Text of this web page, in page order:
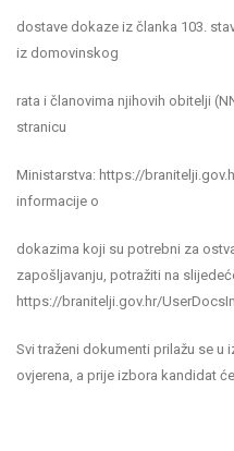
dostave dokaze iz članka 103.
iz domovinskog
rata i članovima njihovih obitelji
stranicu
Ministarstva: https://
informacije o
dokazima koji su potrebni za
zapošljavanju, potražiti na
https://branitelji.gov.hr/
Svi traženi dokumenti prilažu se u
ovjerena, a prije izbora kandidat